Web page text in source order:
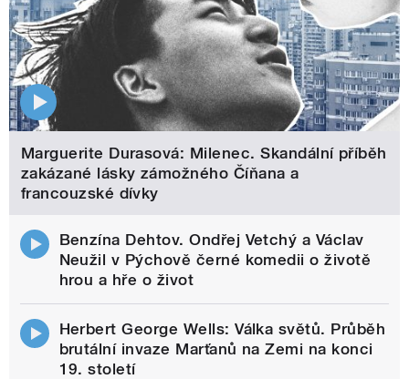
Marguerite Durasová: Milenec. Skandální příběh
zakázané lásky zámožného Číňana a
francouzské dívky
Benzína Dehtov. Ondřej Vetchý a Václav
Neužil v Pýchově černé komedii o životě
hrou a hře o život
Herbert George Wells: Válka světů. Průběh
brutální invaze Marťanů na Zemi na konci
19. století